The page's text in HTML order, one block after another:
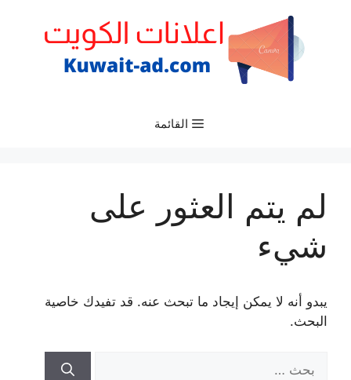
القائمة
لم يتم العثور على
شيء
يبدو أنه لا يمكن إيجاد ما تبحث عنه. قد تفيدك خاصية
البحث.